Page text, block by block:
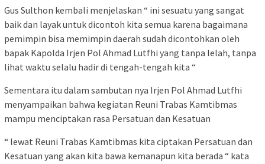
Gus Sulthon kembali menjelaskan “ ini sesuatu yang sangat
baik dan layak untuk dicontoh kita semua karena bagaimana
pemimpin bisa memimpin daerah sudah dicontohkan oleh
bapak Kapolda Irjen Pol Ahmad Lutfhi yang tanpa lelah, tanpa
lihat waktu selalu hadir di tengah-tengah kita “
Sementara itu dalam sambutan nya Irjen Pol Ahmad Lutfhi
menyampaikan bahwa kegiatan Reuni Trabas Kamtibmas
mampu menciptakan rasa Persatuan dan Kesatuan
“ lewat Reuni Trabas Kamtibmas kita ciptakan Persatuan dan
Kesatuan yang akan kita bawa kemanapun kita berada “ kata